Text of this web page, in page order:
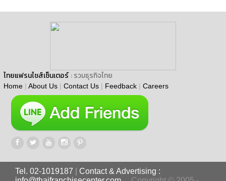
ไทยแฟรนไชส์เซ็นเตอร์ : รวมธุรกิจไทย
Home | About Us | Contact Us | Feedback | Careers
Tel. 02-1019187
Contact & Advertising :